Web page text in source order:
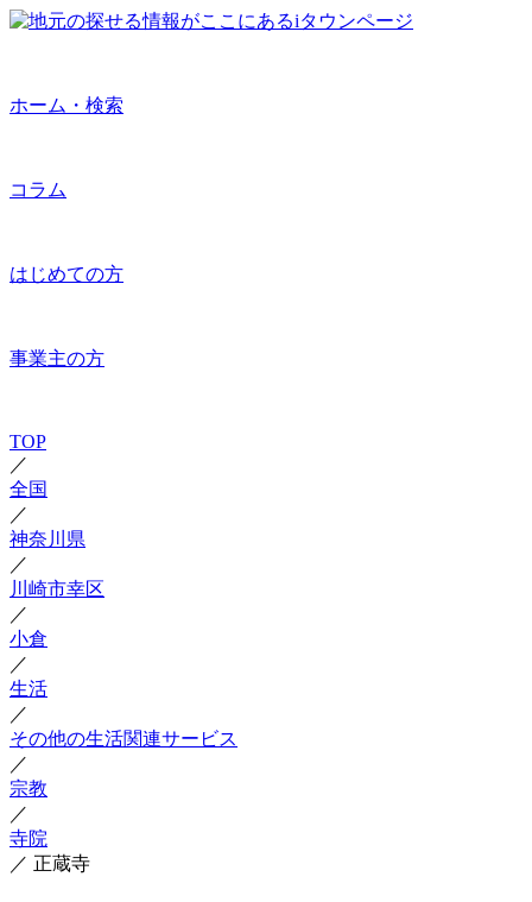
ホーム・検索
コラム
はじめての方
事業主の方
TOP
／
全国
／
神奈川県
／
川崎市幸区
／
小倉
／
生活
／
その他の生活関連サービス
／
宗教
／
寺院
／ 正蔵寺